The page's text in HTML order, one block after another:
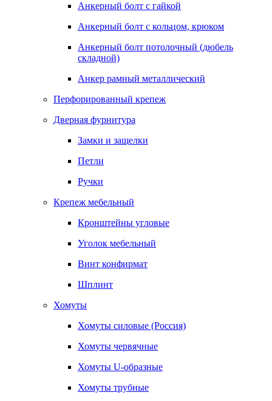
Анкерный болт с гайкой
Анкерный болт с кольцом, крюком
Анкерный болт потолочный (дюбель
складной)
Анкер рамный металлический
Перфорированный крепеж
Дверная фурнитура
Замки и защелки
Петли
Ручки
Крепеж мебельный
Кронштейны угловые
Уголок мебельный
Винт конфирмат
Шплинт
Хомуты
Хомуты силовые (Россия)
Хомуты червячные
Хомуты U-образные
Хомуты трубные